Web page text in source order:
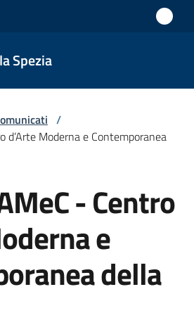
Spezia
/
d’Arte Moderna e Contemporanea
- Centro
e
della